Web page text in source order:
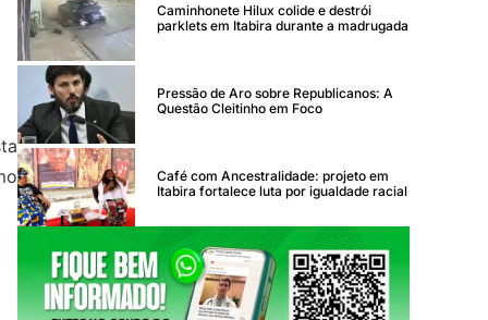
Caminhonete Hilux colide e destrói
parklets em Itabira durante a madrugada
Pressão de Aro sobre Republicanos: A
Questão Cleitinho em Foco
Café com Ancestralidade: projeto em
Itabira fortalece luta por igualdade racial